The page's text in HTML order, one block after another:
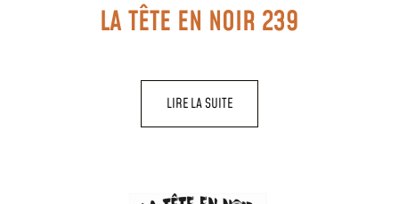
LA TÊTE EN NOIR 239
LIRE LA SUITE